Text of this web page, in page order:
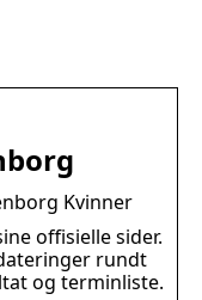
Kvinner
offisielle sider.
rundt
og terminliste.